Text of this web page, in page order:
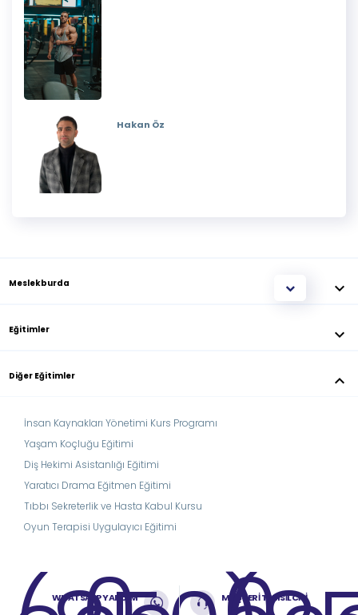
Hakan Öz
Meslekburda keyboard_arrow_down
Eğitimler keyboard_arrow_down
Diğer Eğitimler keyboard_arrow_down
İnsan Kaynakları Yönetimi Kurs Programı
Yaşam Koçluğu Eğitimi
Diş Hekimi Asistanlığı Eğitimi
Yaratıcı Drama Eğitmen Eğitimi
Tıbbı Sekreterlik ve Hasta Kabul Kursu
Oyun Terapisi Uygulayıcı Eğitimi
WHATSAPP YARDIM MÜŞTERİ TEMSİLCİSİ